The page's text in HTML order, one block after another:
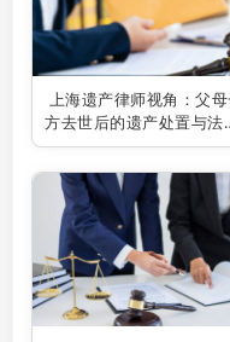
上海遗产律师视角：父母
方去世后的遗产处置与法
考量